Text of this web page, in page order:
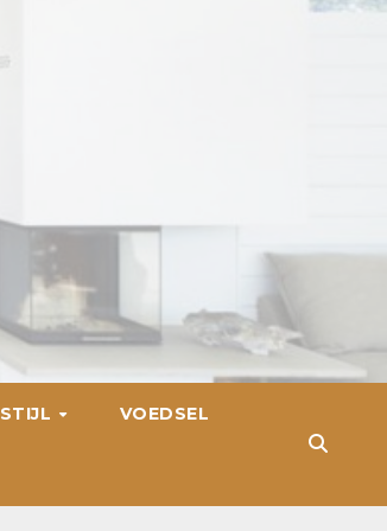
STIJL VOEDSEL